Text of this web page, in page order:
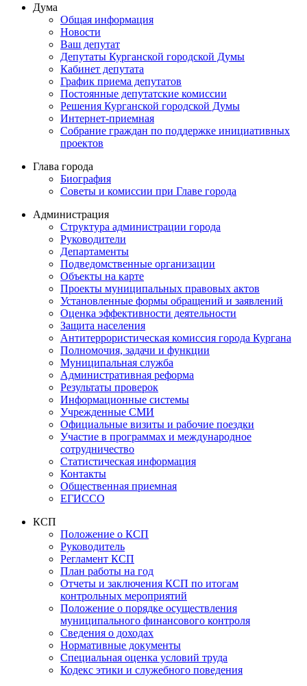
Дума
Общая информация
Новости
Ваш депутат
Депутаты Курганской городской Думы
Кабинет депутата
График приема депутатов
Постоянные депутатские комиссии
Решения Курганской городской Думы
Интернет-приемная
Собрание граждан по поддержке инициативных
проектов
Глава города
Биография
Советы и комиссии при Главе города
Администрация
Структура администрации города
Руководители
Департаменты
Подведомственные организации
Объекты на карте
Проекты муниципальных правовых актов
Установленные формы обращений и заявлений
Оценка эффективности деятельности
Защита населения
Антитеррористическая комиссия города Кургана
Полномочия, задачи и функции
Муниципальная служба
Административная реформа
Результаты проверок
Информационные системы
Учрежденные СМИ
Официальные визиты и рабочие поездки
Участие в программах и международное
сотрудничество
Статистическая информация
Контакты
Общественная приемная
ЕГИССО
КСП
Положение о КСП
Руководитель
Регламент КСП
План работы на год
Отчеты и заключения КСП по итогам
контрольных мероприятий
Положение о порядке осуществления
муниципального финансового контроля
Сведения о доходах
Нормативные документы
Специальная оценка условий труда
Кодекс этики и служебного поведения